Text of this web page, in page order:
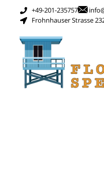
+49-201-235757
Frohnhauser Strasse